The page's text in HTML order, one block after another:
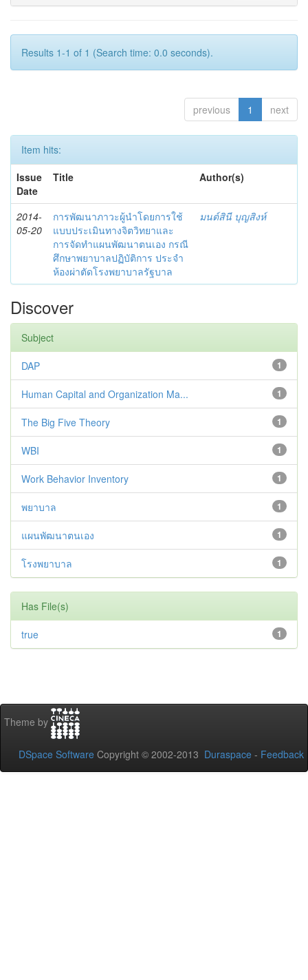
Results 1-1 of 1 (Search time: 0.0 seconds).
previous 1 next
Item hits:
Issue
Date
Title Author(s)
2014-
05-20
การพัฒนาภาวะผู้นำโดยการใช้
แบบประเมินทางจิตวิทยาและ
การจัดทำแผนพัฒนาตนเอง กรณี
ศึกษาพยาบาลปฏิบัติการ ประจำ
ห้องผ่าตัดโรงพยาบาลรัฐบาล
มนต์สินี บุญสิงห์
Discover
Subject
1
DAP
1
Human Capital and Organization Ma...
1
The Big Five Theory
1
WBI
1
Work Behavior Inventory
1
พยาบาล
1
แผนพัฒนาตนเอง
1
โรงพยาบาล
Has File(s)
1
true
Theme by
DSpace Software Copyright © 2002-2013 Duraspace - Feedback